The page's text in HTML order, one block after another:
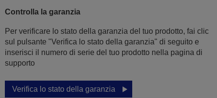
Controlla la garanzia
Per verificare lo stato della garanzia del tuo prodotto, fai clic
sul pulsante "Verifica lo stato della garanzia" di seguito e
inserisci il numero di serie del tuo prodotto nella pagina di
supporto
Verifica lo stato della garanzia